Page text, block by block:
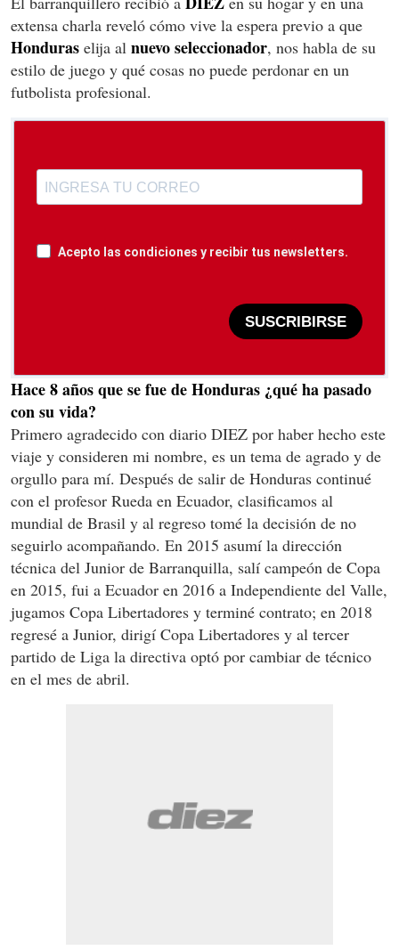
extensa charla reveló cómo vive la espera previo a que
Honduras elija al nuevo seleccionador, nos habla de su
estilo de juego y qué cosas no puede perdonar en un
futbolista profesional.
Acepto las condiciones y recibir tus newsletters.
SUSCRIBIRSE
Hace 8 años que se fue de Honduras ¿qué ha pasado
con su vida?
Primero agradecido con diario DIEZ por haber hecho este
viaje y consideren mi nombre, es un tema de agrado y de
orgullo para mí. Después de salir de Honduras continué
con el profesor Rueda en Ecuador, clasificamos al
mundial de Brasil y al regreso tomé la decisión de no
seguirlo acompañando. En 2015 asumí la dirección
técnica del Junior de Barranquilla, salí campeón de Copa
en 2015, fui a Ecuador en 2016 a Independiente del Valle,
jugamos Copa Libertadores y terminé contrato; en 2018
regresé a Junior, dirigí Copa Libertadores y al tercer
partido de Liga la directiva optó por cambiar de técnico
en el mes de abril.